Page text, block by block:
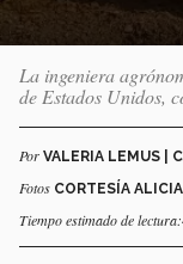
La ingeniera
de Estados Unidos,
Por VALERIA LEMUS |
Fotos CORTESÍA
Tiempo estimado de